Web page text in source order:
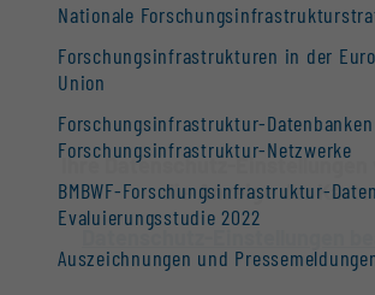
Nationale
Forschungs­infrastrukturen in der
Union
Forschungs­infrastruktur-
Forschungs­infrastruktur-Netzwerke
BMBWF-Forschungsinfrastruktur-
Evaluierungsstudie 2022
Auszeichnungen und
Ihre Datenschutz-Einstellungen
die Anzeige der Karte.
Datenschutz-Einstellungen